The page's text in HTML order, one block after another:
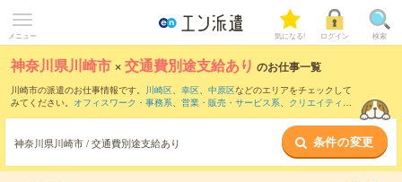
メニュー 気になる! ログイン 検索
神奈川県川崎市 ×交通費別途支給あり のお仕事一覧
川崎市の派遣のお仕事情報です。 川崎区、 幸区、 中原区などのエリアをチェックして
みてください。 オフィスワーク・事務系、 営業・販売・サービス系、 クリエイティブ
などのこだわり条件も取り揃えています。
神奈川県川崎市 / 交通費別途支給あり 条件の変更